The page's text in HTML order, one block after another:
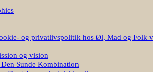
og privatlivspolitik hos Øl, Mad og Folk
og vision
Sunde Kombination